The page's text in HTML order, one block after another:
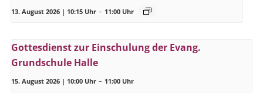
13. August 2026 | 10:15 Uhr – 11:00 Uhr
Gottesdienst zur Einschulung der Evang.
Grundschule Halle
15. August 2026 | 10:00 Uhr – 11:00 Uhr